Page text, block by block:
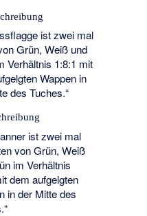
ist zwei mal
Grün, Weiß und
Verhältnis 1:8:1 mit
Wappen in
des Tuches.“
ist zwei mal
von Grün, Weiß
im Verhältnis
dem aufgelgten
in der Mitte des